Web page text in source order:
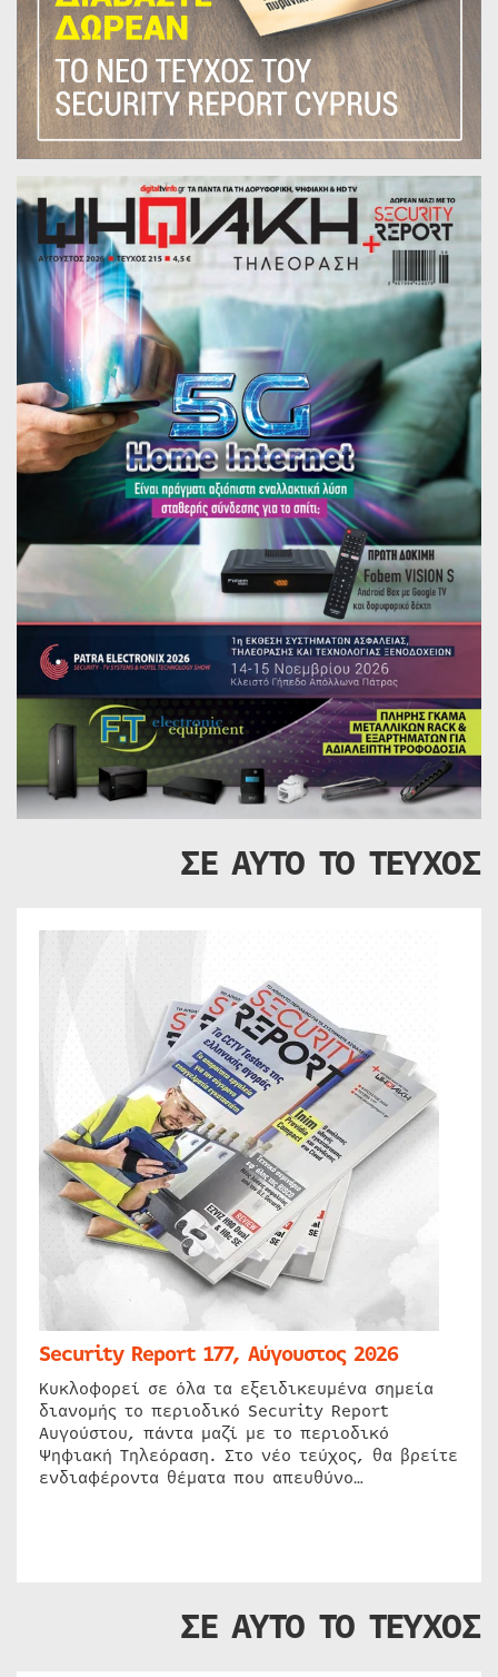
ΣΕ ΑΥΤΟ ΤΟ ΤΕΥΧΟΣ
Security Report 177, Αύγουστος 2026
Κυκλοφορεί σε όλα τα εξειδικευμένα σημεία
διανομής το περιοδικό Security Report
Αυγούστου, πάντα μαζί με το περιοδικό
Ψηφιακή Τηλεόραση. Στο νέο τεύχος, θα βρείτε
ενδιαφέροντα θέματα που απευθύνο…
ΣΕ ΑΥΤΟ ΤΟ ΤΕΥΧΟΣ